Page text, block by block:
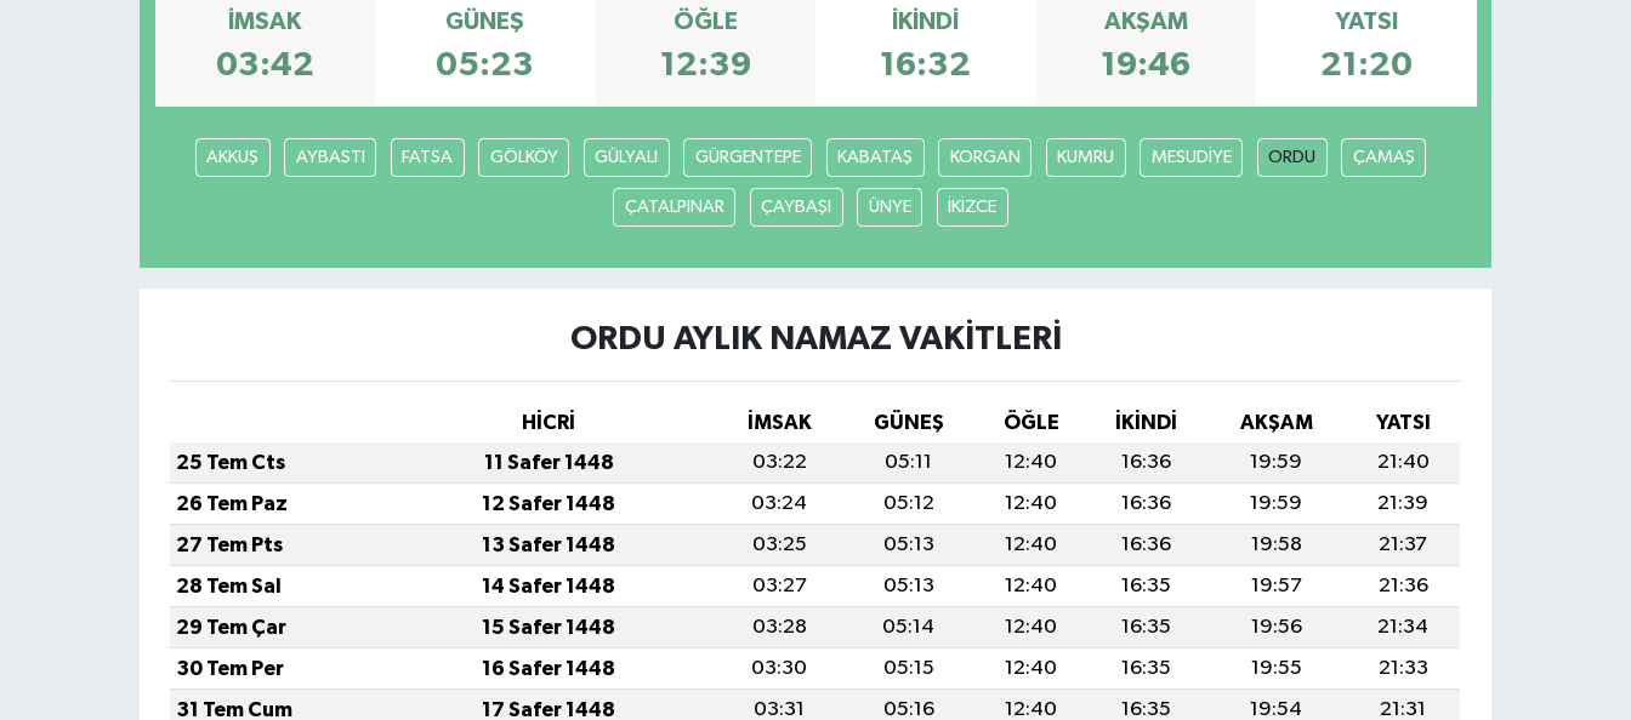
İMSAK
03:42
GÜNEŞ
05:23
ÖĞLE
12:39
İKINDI
16:32
AKŞAM
19:46
YATSI
21:20
AKKUŞ AYBASTI FATSA GÖLKÖY GÜLYALI GÜRGENTEPE KABATAŞ KORGAN KUMRU MESUDİYE ORDU ÇAMAŞ
ÇATALPINAR ÇAYBAŞI ÜNYE İKİZCE
ORDU AYLIK NAMAZ VAKITLERI
HİCRİ İMSAK GÜNEŞ ÖĞLE İKINDI AKŞAM
YATSI
25 Tem Cts
11 Safer 1448 03:22 05:11 12:40 16:36 19:59
21:40
26 Tem Paz
12 Safer 1448 03:24 05:12 12:40 16:36 19:59
21:39
27 Tem Pts
13 Safer 1448 03:25 05:13 12:40 16:36 19:58
21:37
28 Tem Sal
14 Safer 1448 03:27 05:13 12:40 16:35 19:57
21:36
29 Tem Çar
15 Safer 1448 03:28 05:14 12:40 16:35 19:56
21:34
30 Tem Per
16 Safer 1448 03:30 05:15 12:40 16:35 19:55
21:33
31 Tem Cum
17 Safer 1448 03:31 05:16 12:40 16:35 19:54
21:31